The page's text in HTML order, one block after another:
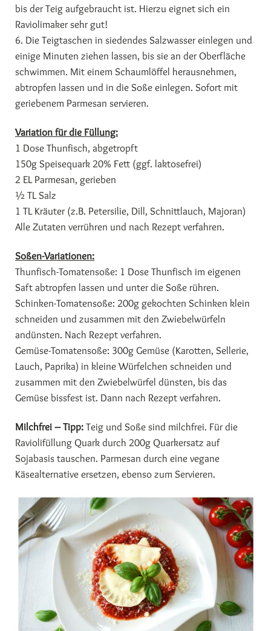
bis der Teig aufgebraucht ist. Hierzu eignet sich ein
Raviolimaker sehr gut!
6. Die Teigtaschen in siedendes Salzwasser einlegen und
einige Minuten ziehen lassen, bis sie an der Oberfläche
schwimmen. Mit einem Schaumlöffel herausnehmen,
abtropfen lassen und in die Soße einlegen. Sofort mit
geriebenem Parmesan servieren.
Variation für die Füllung:
1 Dose Thunfisch, abgetropft
150g Speisequark 20% Fett (ggf. laktosefrei)
2 EL Parmesan, gerieben
½ TL Salz
1 TL Kräuter (z.B. Petersilie, Dill, Schnittlauch, Majoran)
Alle Zutaten verrühren und nach Rezept verfahren.
Soßen-Variationen:
Thunfisch-Tomatensoße: 1 Dose Thunfisch im eigenen
Saft abtropfen lassen und unter die Soße rühren.
Schinken-Tomatensoße: 200g gekochten Schinken klein
schneiden und zusammen mit den Zwiebelwürfeln
andünsten. Nach Rezept verfahren.
Gemüse-Tomatensoße: 300g Gemüse (Karotten, Sellerie,
Lauch, Paprika) in kleine Würfelchen schneiden und
zusammen mit den Zwiebelwürfel dünsten, bis das
Gemüse bissfest ist. Dann nach Rezept verfahren.
Milchfrei – Tipp: Teig und Soße sind milchfrei. Für die
Raviolifüllung Quark durch 200g Quarkersatz auf
Sojabasis tauschen. Parmesan durch eine vegane
Käsealternative ersetzen, ebenso zum Servieren.